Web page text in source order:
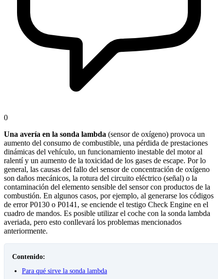
0
Una avería en la sonda lambda (sensor de oxígeno) provoca un
aumento del consumo de combustible, una pérdida de prestaciones
dinámicas del vehículo, un funcionamiento inestable del motor al
ralentí y un aumento de la toxicidad de los gases de escape. Por lo
general, las causas del fallo del sensor de concentración de oxígeno
son daños mecánicos, la rotura del circuito eléctrico (señal) o la
contaminación del elemento sensible del sensor con productos de la
combustión. En algunos casos, por ejemplo, al generarse los códigos
de error P0130 o P0141, se enciende el testigo Check Engine en el
cuadro de mandos. Es posible utilizar el coche con la sonda lambda
averiada, pero esto conllevará los problemas mencionados
anteriormente.
Contenido:
Para qué sirve la sonda lambda